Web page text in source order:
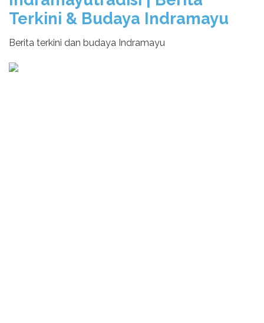
Terkini & Budaya Indramayu
Berita terkini dan budaya Indramayu